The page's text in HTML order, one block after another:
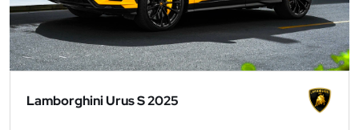
Lamborghini Urus S 2025